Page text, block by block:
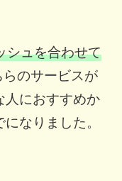
シュを合わせて
のサービスが
人におすすめか
なりました。